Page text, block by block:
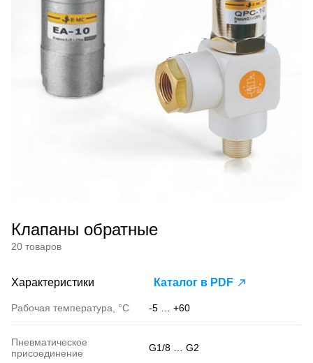
Клапаны обратные
20 товаров
Характеристики Каталог в PDF
Рабочая температура, °С -5 … +60
Пневматическое
присоединение
G1/8 … G2